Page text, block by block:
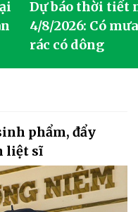
Dự báo thời tiết
4/8/2026: Có
rác có dông
phẩm, đẩy
liệt sĩ